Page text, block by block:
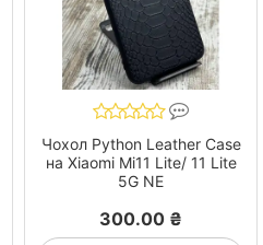
Чохол Python Leather Case
на Xiaomi Mi11 Lite/ 11 Lite
5G NE
300.00 ₴